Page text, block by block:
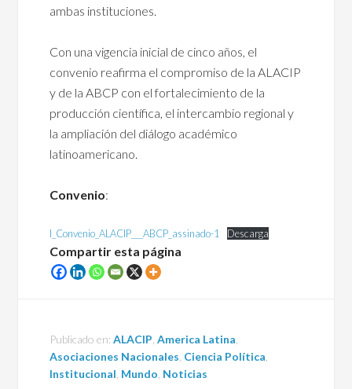
ambas instituciones.
Con una vigencia inicial de cinco años, el
convenio reafirma el compromiso de la ALACIP
y de la ABCP con el fortalecimiento de la
producción científica, el intercambio regional y
la ampliación del diálogo académico
latinoamericano.
Convenio:
I_Convenio_ALACIP___ABCP_assinado-1 Descarga
Compartir esta página
Publicado en:ALACIP ,America Latina
Asociaciones Nacionales Ciencia Política
Institucional Mundo Noticias